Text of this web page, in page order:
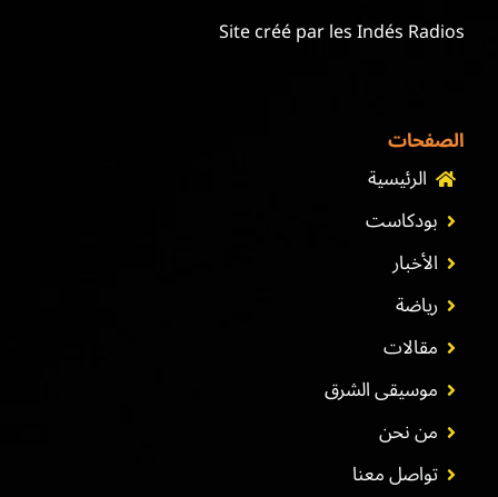
Site créé par les Indés Radios
الصفحات
الرئيسية
بودكاست
الأخبار
رياضة
مقالات
موسيقى الشرق
من نحن
تواصل معنا